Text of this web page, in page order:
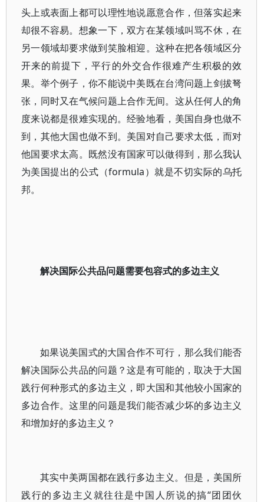
头上或表面上都可以理性地说愿意合作，但落实起来
却很不容易。想象一下，双方在某领域叫骂不休，在
另一领域却要求做到笑脸相迎。这种在把各领域区分
开来的前提下，平行的外交合作很难产生积极的效
果。举个例子，你不能说中美既在台湾问题上剑拔弩
张，同时又在气候问题上合作无间。这从任何人的角
度来说都是很难实现的。经验地看，美国自身也做不
到，其他大国也做不到。美国对自己要求太低，而对
他国要求太高。既然没有国家可以做得到，那么我认
为美国提出的公式（formula）就是不切实际的乌托
邦。
解决国际公共品问题需要包容式的多边主义
如果说美国式的大国合作不可行，那么我们能否
解决国际公共品的问题？这是有可能的，取决于大国
践行何种形式的多边主义，即大国和其他较小国家的
多边合作。这里的问题是我们能否减少坏的多边主义
和增加好的多边主义？
其实中美两国都在践行多边主义。但是，美国所
践行的多边主义就往往是中国人所说的搞“团团伙